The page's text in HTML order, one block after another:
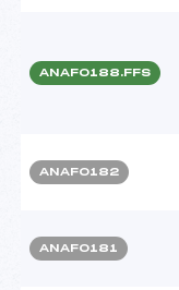
ANAF0188.FFS
ANAF0182
ANAF0181